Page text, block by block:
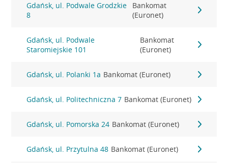
Gdańsk, ul. Podwale Grodzkie
8
Bankomat
(Euronet)
Gdańsk, ul. Podwale
Staromiejskie 101
Bankomat
(Euronet)
Gdańsk, ul. Polanki 1a Bankomat (Euronet)
Gdańsk, ul. Politechniczna 7 Bankomat (Euronet)
Gdańsk, ul. Pomorska 24 Bankomat (Euronet)
Gdańsk, ul. Przytulna 48 Bankomat (Euronet)